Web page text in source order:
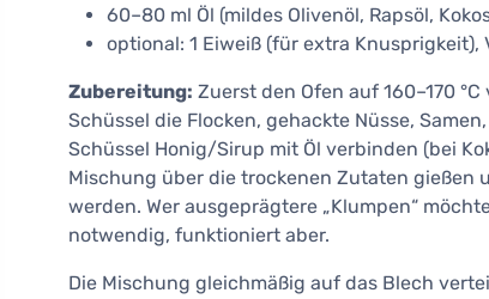
60–80 ml Öl (mildes Olivenöl, Rapsöl,
optional: 1 Eiweiß (für extra Knusprigkeit),
Zubereitung: Zuerst den Ofen auf 160–170
Schüssel die Flocken, gehackte Nüsse,
Schüssel Honig/Sirup mit Öl verbinden (bei
Mischung über die trockenen Zutaten
werden. Wer ausgeprägtere „Klumpen“
notwendig, funktioniert aber.
Die Mischung gleichmäßig auf das Blech